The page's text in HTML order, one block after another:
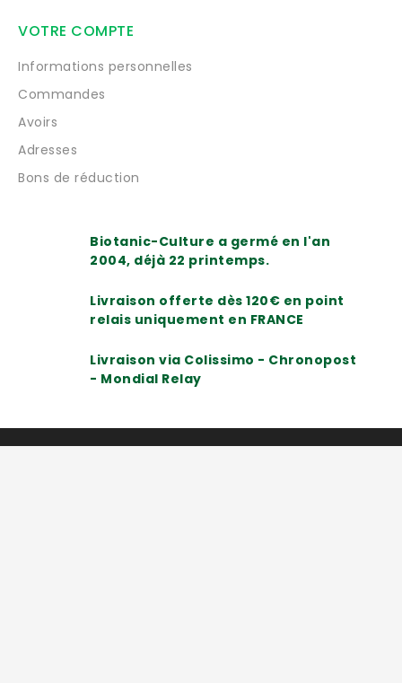
VOTRE COMPTE
Informations personnelles
Commandes
Avoirs
Adresses
Bons de réduction
Biotanic-Culture a germé en l'an
2004, déjà 22 printemps.
Livraison offerte dès 120€ en point
relais uniquement en FRANCE
Livraison via Colissimo - Chronopost
- Mondial Relay